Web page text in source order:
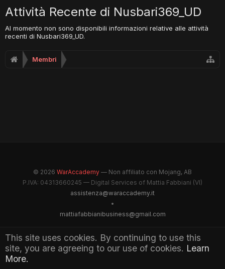
This site uses cookies. By continuing to use this
site, you are agreeing to our use of cookies. Learn
More.
Attività Recente di Nusbari369_UD
Al momento non sono disponibili informazioni relative alle attività
recenti di Nusbari369_UD.
Membri
© 2026 WarAccademy — Non affiliato con Mojang, AB
P.IVA: 04313660245 — Digital Services of Mattia Fabbiani (VI)
assistenza@waraccademy.it
•
mattiafabbianibusiness@gmail.com
@GhostFabbyz
Maintained by WarAccademy Administrators